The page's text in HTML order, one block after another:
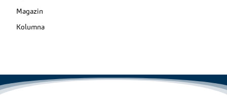
Magazin
Kolumna